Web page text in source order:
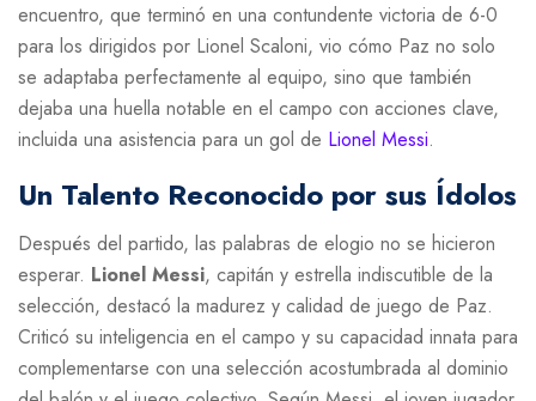
encuentro, que terminó en una contundente victoria de 6-0
para los dirigidos por Lionel Scaloni, vio cómo Paz no solo
se adaptaba perfectamente al equipo, sino que también
dejaba una huella notable en el campo con acciones clave,
incluida una asistencia para un gol de Lionel Messi.
Un Talento Reconocido por sus Ídolos
Después del partido, las palabras de elogio no se hicieron
esperar. Lionel Messi, capitán y estrella indiscutible de la
selección, destacó la madurez y calidad de juego de Paz.
Criticó su inteligencia en el campo y su capacidad innata para
complementarse con una selección acostumbrada al dominio